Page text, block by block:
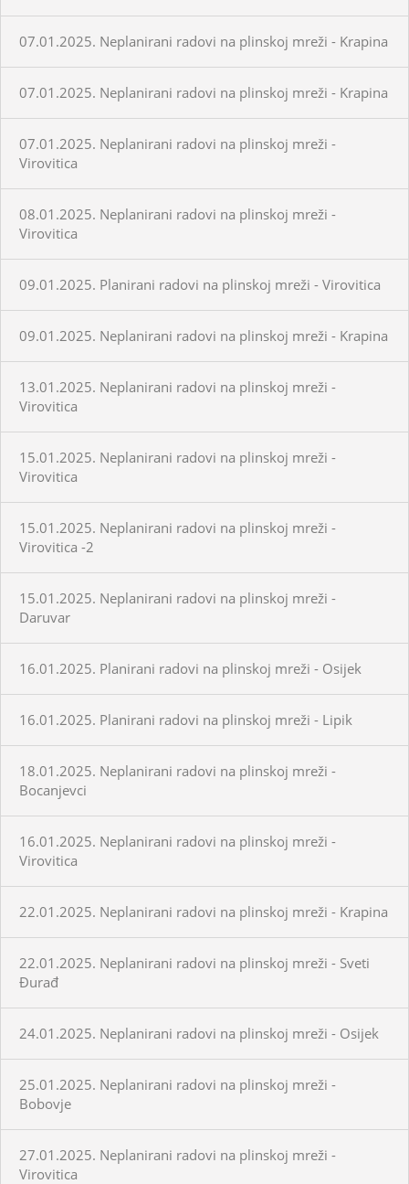
07.01.2025. Neplanirani radovi na plinskoj mreži - Krapina
07.01.2025. Neplanirani radovi na plinskoj mreži - Krapina
07.01.2025. Neplanirani radovi na plinskoj mreži -
Virovitica
08.01.2025. Neplanirani radovi na plinskoj mreži -
Virovitica
09.01.2025. Planirani radovi na plinskoj mreži - Virovitica
09.01.2025. Neplanirani radovi na plinskoj mreži - Krapina
13.01.2025. Neplanirani radovi na plinskoj mreži -
Virovitica
15.01.2025. Neplanirani radovi na plinskoj mreži -
Virovitica
15.01.2025. Neplanirani radovi na plinskoj mreži -
Virovitica -2
15.01.2025. Neplanirani radovi na plinskoj mreži -
Daruvar
16.01.2025. Planirani radovi na plinskoj mreži - Osijek
16.01.2025. Planirani radovi na plinskoj mreži - Lipik
18.01.2025. Neplanirani radovi na plinskoj mreži -
Bocanjevci
16.01.2025. Neplanirani radovi na plinskoj mreži -
Virovitica
22.01.2025. Neplanirani radovi na plinskoj mreži - Krapina
22.01.2025. Neplanirani radovi na plinskoj mreži - Sveti
Đurađ
24.01.2025. Neplanirani radovi na plinskoj mreži - Osijek
25.01.2025. Neplanirani radovi na plinskoj mreži -
Bobovje
27.01.2025. Neplanirani radovi na plinskoj mreži -
Virovitica